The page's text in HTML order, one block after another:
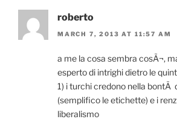
roberto
MARCH 7, 2013 AT 11:57 AM
a me la cosa sembra cosÃ¬,
esperto di intrighi dietro le
1) i turchi credono nella bontÃ
(semplifico le etichette) e i
liberalismo